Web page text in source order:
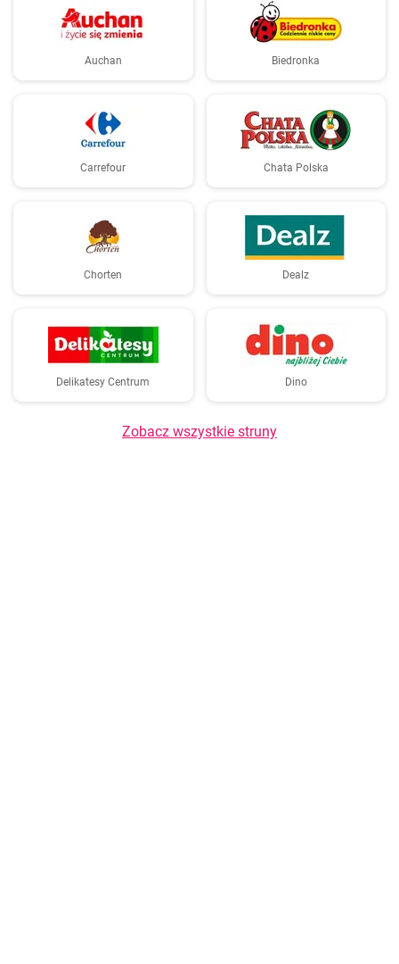
Auchan Biedronka
Carrefour Chata Polska
Chorten Dealz
Delikatesy Centrum Dino
Zobacz wszystkie struny